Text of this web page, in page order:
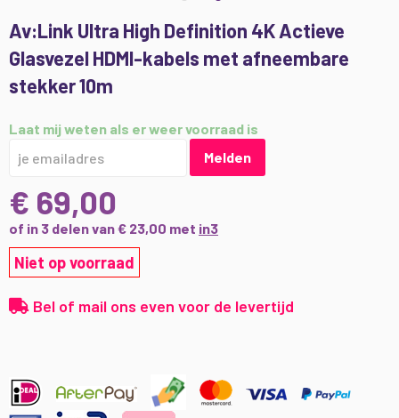
Av:Link Ultra High Definition 4K Actieve
Glasvezel HDMI-kabels met afneembare
stekker 10m
Laat mij weten als er weer voorraad is
Melden
€ 69,00
of in 3 delen van € 23,00 met in3
Niet op voorraad
Bel of mail ons even voor de levertijd
naar
het
van
afbeeldingen-
gallerij